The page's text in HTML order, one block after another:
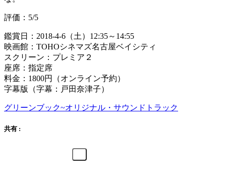
評価：5/5
鑑賞日：2018-4-6（土）12:35～14:55
映画館：TOHOシネマズ名古屋ベイシティ
スクリーン：プレミア２
座席：指定席
料金：1800円（オンライン予約）
字幕版（字幕：戸田奈津子）
グリーンブック~オリジナル・サウンドトラック
共有 :